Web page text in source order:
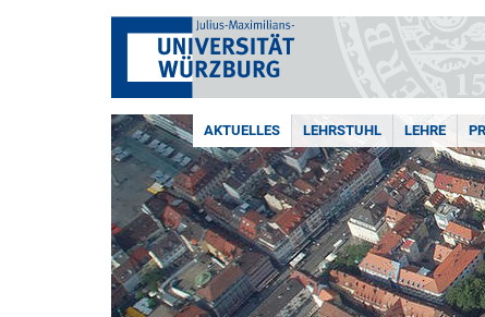
AKTUELLES LEHRSTUHL LEHRE